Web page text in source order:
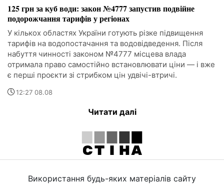
125 грн за куб води: закон №4777 запустив подвійне
подорожчання тарифів у регіонах
У кількох областях України готують різке підвищення
тарифів на водопостачання та водовідведення. Після
набуття чинності законом №4777 місцева влада
отримала право самостійно встановлювати ціни — і вже
є перші проєкти зі стрибком цін удвічі-втричі.
12:27 08.08
Читати далі
Використання будь-яких матеріалів сайту